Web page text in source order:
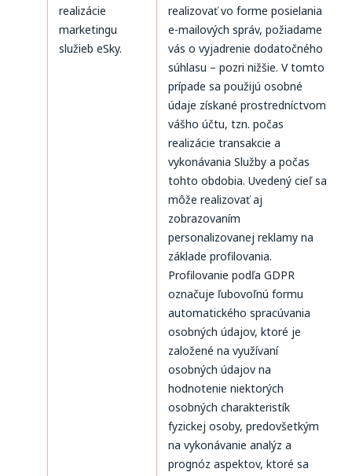
realizácie
marketingu
služieb eSky.
realizovať vo forme posielania
e-mailových správ, požiadame
vás o vyjadrenie dodatočného
súhlasu – pozri nižšie. V tomto
prípade sa použijú osobné
údaje získané prostredníctvom
vášho účtu, tzn. počas
realizácie transakcie a
vykonávania Služby a počas
tohto obdobia. Uvedený cieľ sa
môže realizovať aj
zobrazovaním
personalizovanej reklamy na
základe profilovania.
Profilovanie podľa GDPR
označuje ľubovoľnú formu
automatického spracúvania
osobných údajov, ktoré je
založené na využívaní
osobných údajov na
hodnotenie niektorých
osobných charakteristík
fyzickej osoby, predovšetkým
na vykonávanie analýz a
prognóz aspektov, ktoré sa